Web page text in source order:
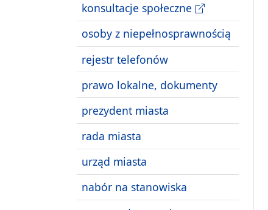
konsultacje społeczne
osoby z niepełnosprawnością
rejestr telefonów
prawo lokalne, dokumenty
prezydent miasta
rada miasta
urząd miasta
nabór na stanowiska